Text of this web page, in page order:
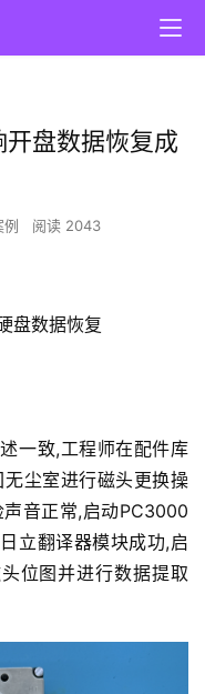
盘数据恢复成
例 阅读 2043
盘数据恢复
一致,工程师在配件库
尘室进行磁头更换操
音正常,启动PC3000
立翻译器模块成功,启
位图并进行数据提取